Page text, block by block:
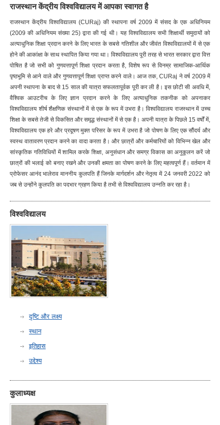
राजस्थान केंद्रीय विश्वविद्यालय में आपका स्वागत है
राजस्थान केंद्रीय विश्वविद्यालय (CURaj) की स्थापना वर्ष 2009 में संसद के एक अधिनियम
(2009 की अधिनियम संख्या 25) द्वारा की गई थी। यह विश्वविद्यालय सभी शिक्षार्थी समुदायों को
अत्याधुनिक शिक्षा प्रदान करने के लिए भारत के सबसे गतिशील और जीवंत विश्वविद्यालयों में से एक
होने की आकांक्षा के साथ स्थापित किया गया था। विश्वविद्यालय पूरी तरह से भारत सरकार द्वारा वित्त
पोषित है जो सभी को गुणवत्तापूर्ण शिक्षा प्रदान करता है, विशेष रूप से विनम्र सामाजिक-आर्थिक
पृष्ठभूमि से आने वाले और गुणवत्तापूर्ण शिक्षा प्राप्त करने वाले। आज तक, CURaj ने वर्ष 2009 में
अपनी स्थापना के बाद से 15 साल की यात्रा सफलतापूर्वक पूरी कर ली है। इस छोटी सी अवधि में,
वैश्विक आउटरीच के लिए ज्ञान प्रदान करने के लिए अत्याधुनिक तकनीक को अपनाकर
विश्वविद्यालय शीर्ष शैक्षणिक संस्थानों में से एक के रूप में उभरा है। विश्वविद्यालय राजस्थान में उच्च
शिक्षा के सबसे तेजी से विकसित और समृद्ध संस्थानों में से एक है। अपनी यात्रा के पिछले 15 वर्षों में,
विश्वविद्यालय एक हरे और प्रदूषण मुक्त परिसर के रूप में उभरा है जो पोषण के लिए एक सौंदर्य और
स्वस्थ वातावरण प्रदान करने का वादा करता है। और छात्रों और कर्मचारियों को विभिन्न खेल और
सांस्कृतिक गतिविधियों में शामिल करके शिक्षा, अनुसंधान और समग्र विकास का अनुकूलन करें जो
छात्रों की भलाई को बनाए रखने और उनकी क्षमता का पोषण करने के लिए महत्वपूर्ण हैं। वर्तमान में
प्रोफेसर आनंद भालेराव माननीय कुलपति हैं जिनके मार्गदर्शन और नेतृत्व में 24 जनवरी 2022 को
जब से उन्होंने कुलपति का पदभार ग्रहण किया है तभी से विश्वविद्यालय उन्नति कर रहा है।
विश्वविद्यालय
दृष्टि और लक्ष्य
स्थान
इतिहास
उद्देश्य
कुलाध्यक्ष